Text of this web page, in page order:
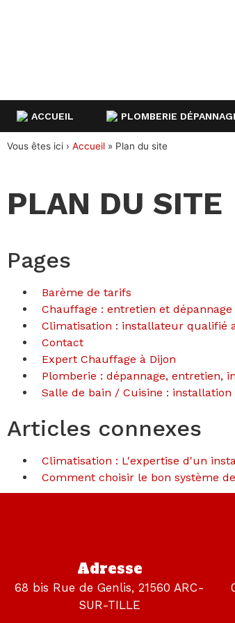
ACCUEIL PLOMBERIE
Vous êtes ici › Accueil » Plan du site
PLAN DU SITE
Pages
Barème de tarifs
Chauffage : entretien et
Climatisation : installateur qualifié
Contact
Expert Chauffage à Dijon
Plomberie : dépannage, entretien,
Salle de bain / Cuisine :
Articles connexes
Climatisation : L'expertise d'un
Comment choisir le bon système
Adresse
68 bis Rue de Genlis, 21560 ARC-
SUR-TILLE